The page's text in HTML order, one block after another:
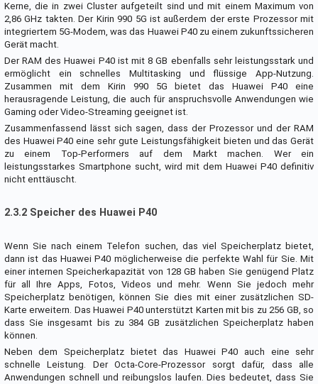
Kerne, die in zwei Cluster aufgeteilt sind und mit einem Maximum von
2,86 GHz takten. Der Kirin 990 5G ist außerdem der erste Prozessor mit
integriertem 5G-Modem, was das Huawei P40 zu einem zukunftssicheren
Gerät macht.
Der RAM des Huawei P40 ist mit 8 GB ebenfalls sehr leistungsstark und
ermöglicht ein schnelles Multitasking und flüssige App-Nutzung.
Zusammen mit dem Kirin 990 5G bietet das Huawei P40 eine
herausragende Leistung, die auch für anspruchsvolle Anwendungen wie
Gaming oder Video-Streaming geeignet ist.
Zusammenfassend lässt sich sagen, dass der Prozessor und der RAM
des Huawei P40 eine sehr gute Leistungsfähigkeit bieten und das Gerät
zu einem Top-Performers auf dem Markt machen. Wer ein
leistungsstarkes Smartphone sucht, wird mit dem Huawei P40 definitiv
nicht enttäuscht.
2.3.2 Speicher des Huawei P40
Wenn Sie nach einem Telefon suchen, das viel Speicherplatz bietet,
dann ist das Huawei P40 möglicherweise die perfekte Wahl für Sie. Mit
einer internen Speicherkapazität von 128 GB haben Sie genügend Platz
für all Ihre Apps, Fotos, Videos und mehr. Wenn Sie jedoch mehr
Speicherplatz benötigen, können Sie dies mit einer zusätzlichen SD-
Karte erweitern. Das Huawei P40 unterstützt Karten mit bis zu 256 GB, so
dass Sie insgesamt bis zu 384 GB zusätzlichen Speicherplatz haben
können.
Neben dem Speicherplatz bietet das Huawei P40 auch eine sehr
schnelle Leistung. Der Octa-Core-Prozessor sorgt dafür, dass alle
Anwendungen schnell und reibungslos laufen. Dies bedeutet, dass Sie